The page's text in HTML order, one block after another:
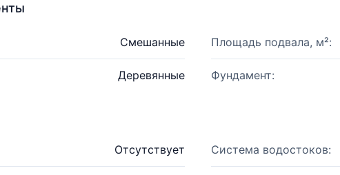
Смешанные Площадь подвала, м²:
Деревянные Фундамент:
Отсутствует Система водостоков: